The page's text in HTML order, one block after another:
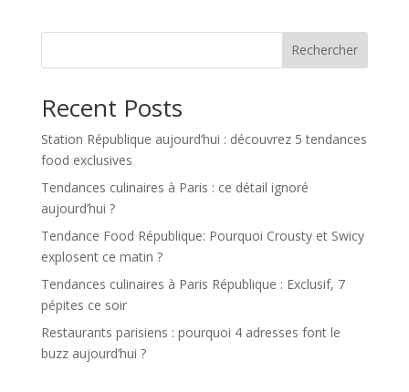
Rechercher
Recent Posts
Station République aujourd’hui : découvrez 5 tendances
food exclusives
Tendances culinaires à Paris : ce détail ignoré
aujourd’hui ?
Tendance Food République: Pourquoi Crousty et Swicy
explosent ce matin ?
Tendances culinaires à Paris République : Exclusif, 7
pépites ce soir
Restaurants parisiens : pourquoi 4 adresses font le
buzz aujourd’hui ?